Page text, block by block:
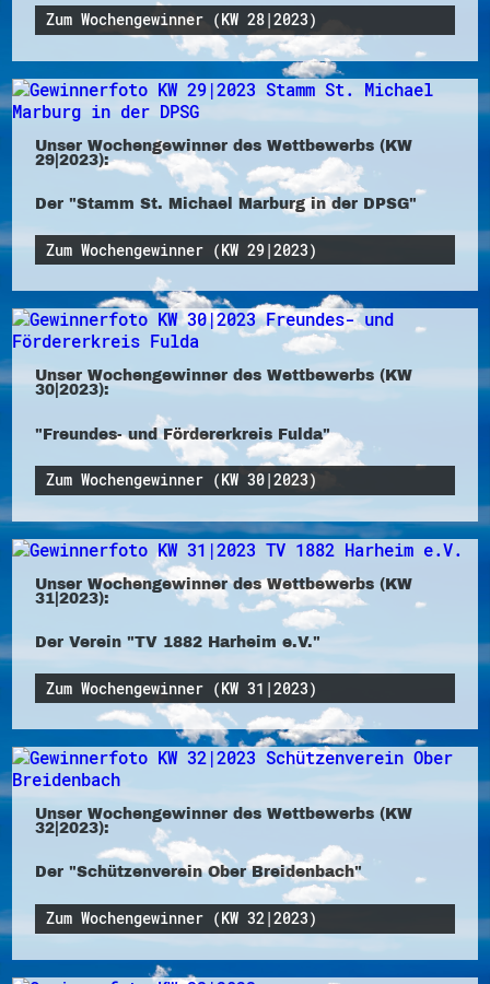
Zum Wochengewinner (KW 28|2023)
Unser Wochengewinner des Wettbewerbs (KW
29|2023):
Der "Stamm St. Michael Marburg in der DPSG"
Zum Wochengewinner (KW 29|2023)
Unser Wochengewinner des Wettbewerbs (KW
30|2023):
"Freundes- und Fördererkreis Fulda"
Zum Wochengewinner (KW 30|2023)
Unser Wochengewinner des Wettbewerbs (KW
31|2023):
Der Verein "TV 1882 Harheim e.V."
Zum Wochengewinner (KW 31|2023)
Unser Wochengewinner des Wettbewerbs (KW
32|2023):
Der "Schützenverein Ober Breidenbach"
Zum Wochengewinner (KW 32|2023)